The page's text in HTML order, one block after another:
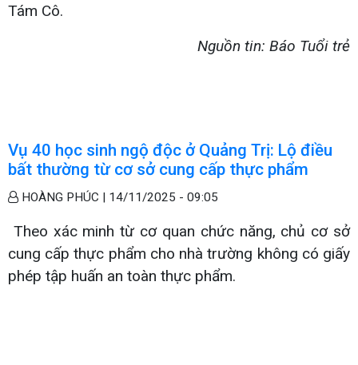
Tám Cô.
Nguồn tin: Báo Tuổi trẻ
Vụ 40 học sinh ngộ độc ở Quảng Trị: Lộ điều
bất thường từ cơ sở cung cấp thực phẩm
HOÀNG PHÚC | 14/11/2025 - 09:05
Theo xác minh từ cơ quan chức năng, chủ cơ sở
cung cấp thực phẩm cho nhà trường không có giấy
phép tập huấn an toàn thực phẩm.